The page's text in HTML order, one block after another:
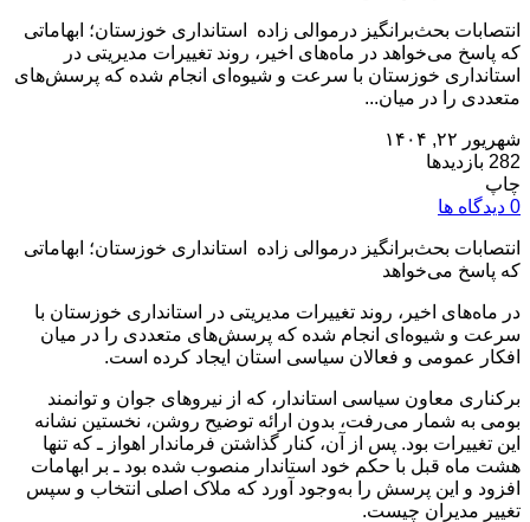
انتصابات بحث‌برانگیز درموالی زاده استانداری خوزستان؛ ابهاماتی
که پاسخ می‌خواهد در ماه‌های اخیر، روند تغییرات مدیریتی در
استانداری خوزستان با سرعت و شیوه‌ای انجام شده که پرسش‌های
متعددی را در میان...
شهریور ۲۲, ۱۴۰۴
282 بازدیدها
چاپ
0 دیدگاه ها
انتصابات بحث‌برانگیز درموالی زاده استانداری خوزستان؛ ابهاماتی
که پاسخ می‌خواهد
در ماه‌های اخیر، روند تغییرات مدیریتی در استانداری خوزستان با
سرعت و شیوه‌ای انجام شده که پرسش‌های متعددی را در میان
افکار عمومی و فعالان سیاسی استان ایجاد کرده است.
برکناری معاون سیاسی استاندار، که از نیروهای جوان و توانمند
بومی به شمار می‌رفت، بدون ارائه توضیح روشن، نخستین نشانه
این تغییرات بود. پس از آن، کنار گذاشتن فرماندار اهواز ـ که تنها
هشت ماه قبل با حکم خود استاندار منصوب شده بود ـ بر ابهامات
افزود و این پرسش را به‌وجود آورد که ملاک اصلی انتخاب و سپس
تغییر مدیران چیست.